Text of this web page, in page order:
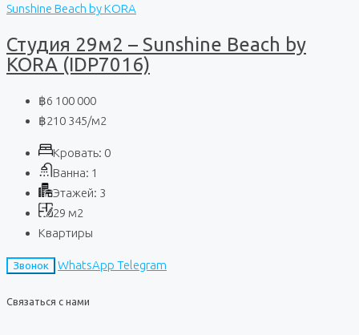
Sunshine Beach by KORA
Студия 29м2 – Sunshine Beach by
KORA (IDP7016)
฿6 100 000
฿210 345/м2
Кровать: 0
Ванна: 1
Этажей: 3
29 м2
Квартиры
Звонок WhatsApp Telegram
Связаться с нами